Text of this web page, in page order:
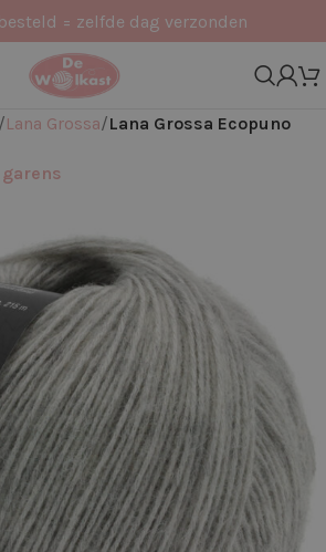
= zelfde dag verzonden
Lana Grossa Lana Grossa Ecopuno